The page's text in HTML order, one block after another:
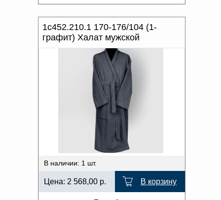
1с452.210.1 170-176/104 (1-
графит) Халат мужской
В наличии: 1 шт.
Цена: 2 568,00 р. В корзину